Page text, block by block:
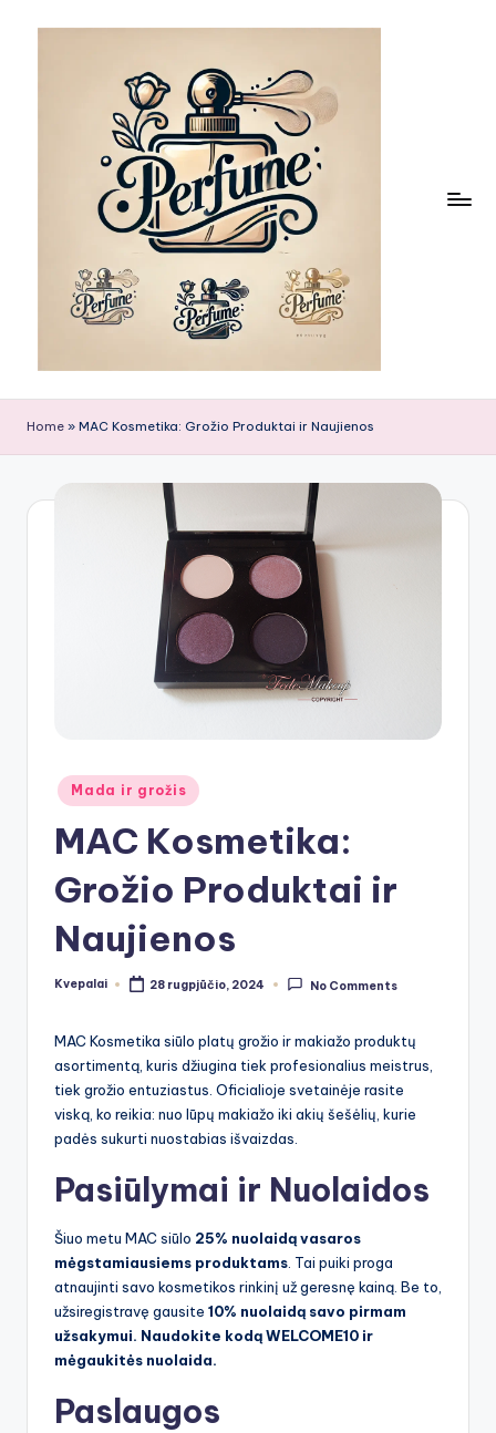
Home » MAC Kosmetika: Grožio Produktai ir Naujienos
Posted
in
Mada ir grožis
MAC Kosmetika:
Grožio Produktai ir
Naujienos
Posted
Kvepalai 28 rugpjūčio, 2024 No Comments
MAC Kosmetika siūlo platų grožio ir makiažo produktų
asortimentą, kuris džiugina tiek profesionalius meistrus,
tiek grožio entuziastus. Oficialioje svetainėje rasite
viską, ko reikia: nuo lūpų makiažo iki akių šešėlių, kurie
padės sukurti nuostabias išvaizdas.
Pasiūlymai ir Nuolaidos
Šiuo metu MAC siūlo 25% nuolaidą vasaros
mėgstamiausiems produktams . Tai puiki proga
atnaujinti savo kosmetikos rinkinį už geresnę kainą. Be to,
užsiregistravę gausite 10% nuolaidą savo pirmam
užsakymui. Naudokite kodąWELCOME10 ir
mėgaukitės nuolaida.
Paslaugos